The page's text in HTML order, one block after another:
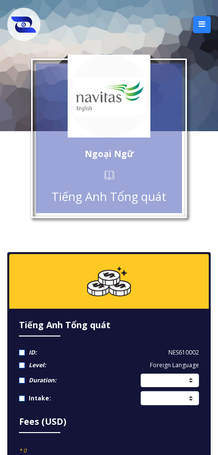
Ngoại Ngữ
Tiếng Anh Tổng quát
Tiếng Anh Tổng quát
ID:
NES610002
Level:
Foreign Language
Duration:
Intake:
Fees (USD)
* 0